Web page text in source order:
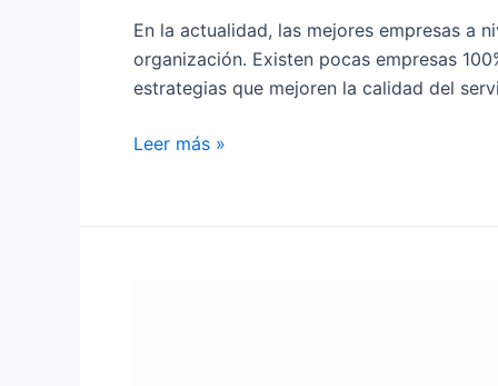
En la actualidad, las mejores empresas a
organización. Existen pocas empresas
estrategias que mejoren la calidad del
Leer más »